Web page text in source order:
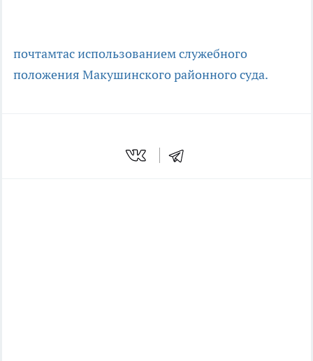
почтамтас использованием служебного
положения Макушинского районного суда.